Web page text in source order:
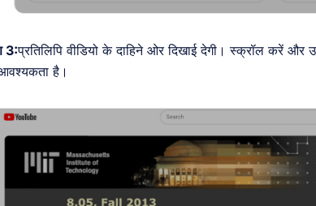
3:प्रतिलिपि वीडियो के दाहिने ओर दिखाई देगी। स्क्रॉल करें और
है।